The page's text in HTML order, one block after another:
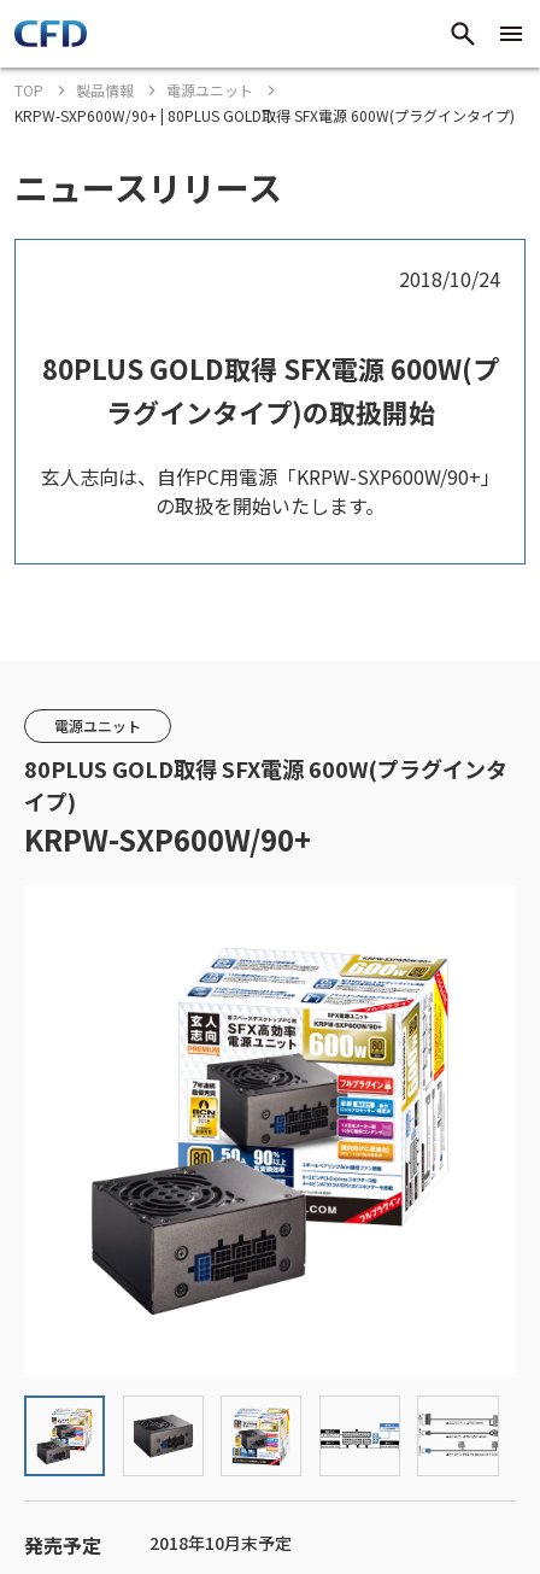
TOP 製品情報
電源ユニット
KRPW-SXP600W/90+ | 80PLUS GOLD取得 SFX電源 600W(プラグインタイプ)
ニュースリリース
2018/10/24
80PLUS GOLD取得 SFX電源 600W(プ
ラグインタイプ)の取扱開始
玄人志向は、自作PC用電源「KRPW-SXP600W/90+」
の取扱を開始いたします。
電源ユニット
80PLUS GOLD取得 SFX電源 600W(プラグインタ
イプ)
KRPW-SXP600W/90+
発売予定 2018年10月末予定